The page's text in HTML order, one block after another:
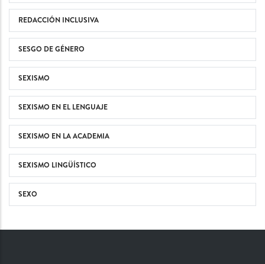
REDACCIÓN INCLUSIVA
SESGO DE GÉNERO
SEXISMO
SEXISMO EN EL LENGUAJE
SEXISMO EN LA ACADEMIA
SEXISMO LINGÜÍSTICO
SEXO